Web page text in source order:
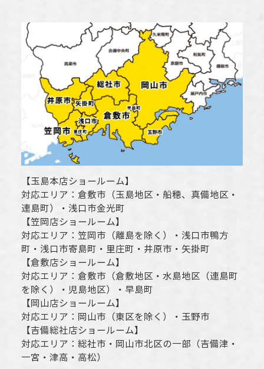
【玉島本店ショールーム】
対応エリア： 倉敷市 （玉島地区・船穂、真備地区・
連島町）・ 浅口市金光町
【笠岡店ショールーム】
対応エリア： 笠岡市（離島を除く） ・ 浅口市鴨方
町・ 浅口市寄島町・里庄町・ 井原市 ・矢掛町
【倉敷店ショールーム】
対応エリア： 倉敷市 （倉敷地区・水島地区（連島町
を除く）・児島地区）・早島町
【 岡山店ショールーム】
対応エリア： 岡山市 （東区を除く）・玉野市
【吉備総社店ショールーム】
対応エリア： 総社市 ・ 岡山市北区の一部（吉備津・
一宮・津高・高松）